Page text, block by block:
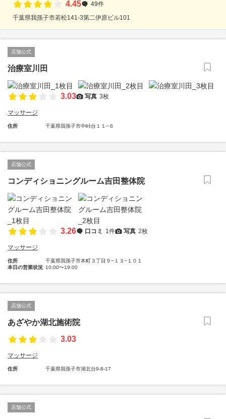
4.45
49件
千葉県我孫子市若松141-3第二伊原ビル101
店舗公式
治療室川田
3.03 写真 3枚
マッサージ
住所 千葉県我孫子市中峠台１１−６
店舗公式
コンディショニングルーム吉田整体院
3.26 口コミ 1件 写真 2枚
マッサージ
住所
千葉県我孫子市本町３丁目９−１３−１０１
本日の営業状況 10:00〜19:00
店舗公式
あざやか湖北施術院
3.03
マッサージ
住所 千葉県我孫子市湖北台9-8-17
店舗公式